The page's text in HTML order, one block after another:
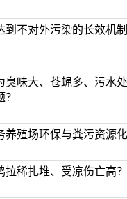
到不对外污染的长效机
臭味大、苍蝇多、污水
养殖场环保与粪污资源
拉稀扎堆、受凉伤亡高